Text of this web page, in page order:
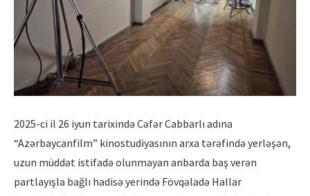
2025-ci il 26 iyun tarixində Cəfər Cabbarlı adına
“Azərbaycanfilm” kinostudiyasının arxa tərəfində yerləşən,
uzun müddət istifadə olunmayan anbarda baş verən
partlayışla bağlı hadisə yerində Fövqəladə Hallar